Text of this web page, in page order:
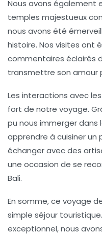
Nous avons également
temples majestueux
nous avons été
histoire. Nos visites ont
commentaires éclairés
transmettre son amour
Les interactions avec
fort de notre voyage.
pu nous immerger dans
apprendre à cuisiner
échanger avec des
une occasion de se
Bali.
En somme, ce voyage
simple séjour
exceptionnel, nous